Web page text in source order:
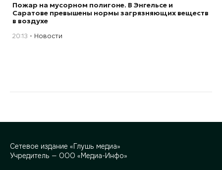
Пожар на мусорном полигоне. В Энгельсе и
Саратове превышены нормы загрязняющих веществ
в воздухе
20:13 Новости
Сетевое издание «Глушь медиа»
Учредитель — ООО «Медиа-Инфо»